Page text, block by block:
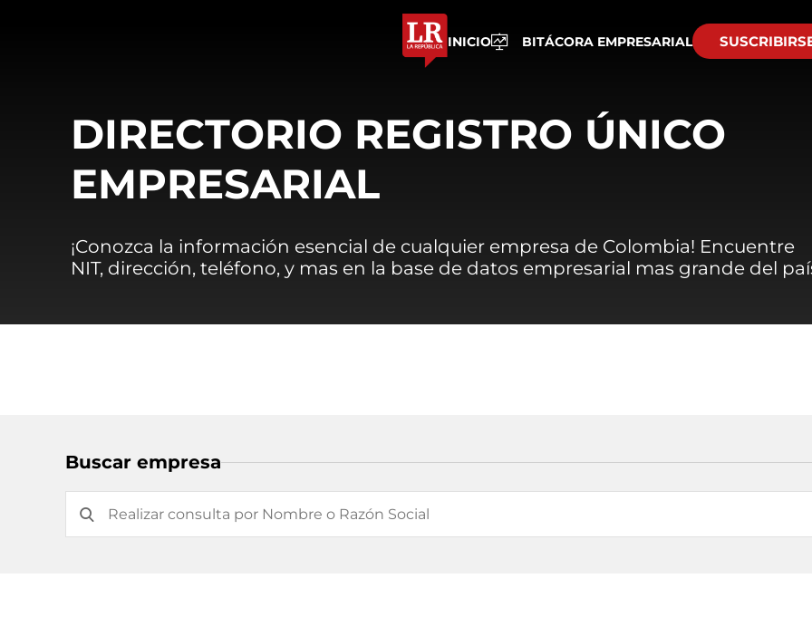
INICIO BITÁCORA EMPRESARIAL
DIRECTORIO REGISTRO ÚNICO
EMPRESARIAL
¡Conozca la información esencial de cualquier empresa de Colombia! Encuentre
NIT, dirección, teléfono, y mas en la base de datos empresarial mas grande del
Buscar empresa